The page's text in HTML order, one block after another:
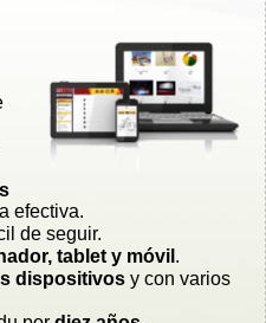
efectiva.
de seguir.
tablet y móvil .
dispositivos y con varios